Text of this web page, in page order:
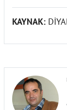
KAYNAK: